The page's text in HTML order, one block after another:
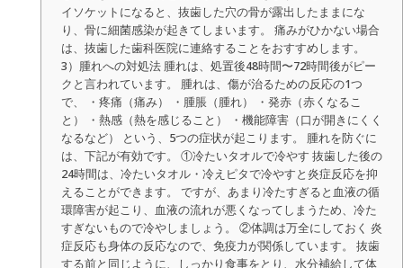
イソケットになると、抜歯した穴の骨が露出したままにな
り、骨に細菌感染が起きてしまいます。 痛みがひかない場合
は、抜歯した歯科医院に連絡することをおすすめします。
3）腫れへの対処法 腫れは、処置後48時間〜72時間後がピー
クと言われています。 腫れは、傷が治るための反応の1つ
で、 ・疼痛（痛み） ・腫脹（腫れ） ・発赤（赤くなるこ
と） ・熱感（熱を感じること） ・機能障害（口が開きにくく
なるなど） という、5つの症状が起こります。 腫れを防ぐに
は、下記が有効です。 ①冷たいタオルで冷やす 抜歯した後の
24時間は、冷たいタオル・冷えピタで冷やすと炎症反応を抑
えることができます。 ですが、あまり冷たすぎると血液の循
環障害が起こり、血液の流れが悪くなってしまうため、冷た
すぎないもので冷やしましょう。 ②体調は万全にしておく 炎
症反応も身体の反応なので、免疫力が関係しています。 抜歯
する前と同じように、しっかり食事をとり、水分補給して体